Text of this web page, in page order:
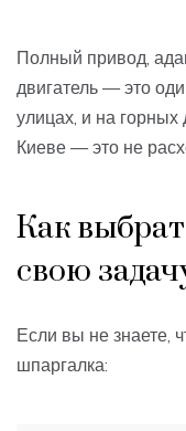
Полный привод,
двигатель — это
улицах, и на
Киеве — это не
Как
свою
Если вы не знаете,
шпаргалка: